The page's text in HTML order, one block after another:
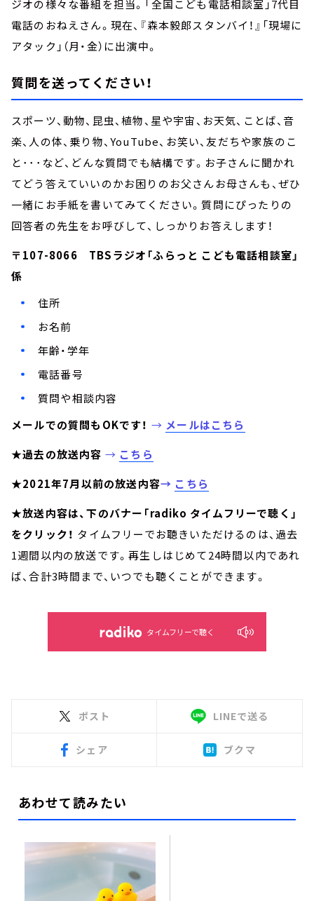
ジオの様々な番組を担当。「全国こども電話相談室」7代目
電話のおねえさん。現在、『森本毅郎スタンバイ！』「現場に
アタック」（月・金）に出演中。
質問を送ってください！
スポーツ、動物、昆虫、植物、星や宇宙、お天気、ことば、音
楽、人の体、乗り物、YouTube、お笑い、友だちや家族のこ
と･･･など、どんな質問でも結構です。お子さんに聞かれ
てどう答えていいのかお困りのお父さんお母さんも、ぜひ
一緒にお手紙を書いてみてください。質問にぴったりの
回答者の先生をお呼びして、しっかりお答えします！
〒107-8066 TBSラジオ「ふらっと こども電話相談室」
係
住所
お名前
年齢・学年
電話番号
質問や相談内容
メールでの質問もOKです！ → メールはこちら
★過去の放送内容 → こちら
★2021年7月以前の放送内容→ こちら
★放送内容は、下のバナー「radiko タイムフリーで聴く」
をクリック！ タイムフリーでお聴きいただけるのは、過去
1週間以内の放送です。再生しはじめて24時間以内であれ
ば、合計3時間まで、いつでも聴くことができます。
タイムフリーで聴く
ポスト LINEで送る
シェア ブクマ
あわせて読みたい